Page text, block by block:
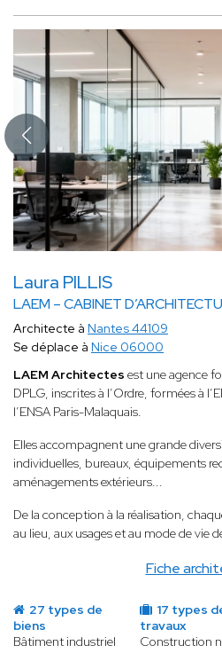
Laura PILLIS
LAEM – CABINET
Fiche
Architecte à Nantes 44109
Se déplace à Nice 06000
LAEM Architectes est une agence
DPLG, inscrites à l’Ordre, formées à
l’ENSA Paris-Malaquais.
Elles accompagnent une grande
individuelles, bureaux, équipements
aménagements extérieurs...
De la conception à la réalisation,
au lieu, aux usages et au mode de vie
27 types de
biens
Bâtiment industriel
17 types
travaux
Construction